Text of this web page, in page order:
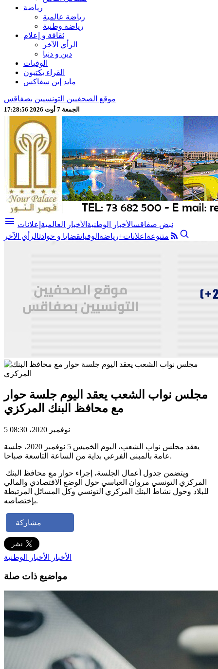
رياضة
رياضة عالمية
رياضة وطنية
ثقافة و إعلام
الرأي الآخر
دين و دنيا
الوفيات
القراء يكتبون
مايد إين سفاكس
موقع الصحفيين التونسيين بصفاقس
الجمعة 7 أوت 2026 17:28:58
menu نبض صفاقسالأخبار الوطنية الأخبار العالمية إعلانات
متنوعة اعلانات+رياضة الوفياتقضايا و حوادثالرأي الآخر
مجلس نواب الشعب يعقد اليوم جلسة حوار
مع محافظ البنك المركزي
5 نوفمبر 2020، 08:30
يعقد مجلس نواب الشعب، اليوم الخميس 5 نوفمبر 2020، جلسة
عامة بالمبنى الفرعي بداية من الساعة التاسعة صباحا.
المركزي التونسي مروان العباسي حول الوضع الاقتصادي والمالي
للبلاد وحول نشاط البنك المركزي التونسي وكل المسائل المرتبطة
بإختصاصه.
مشاركة
الأخبار الأخبار الوطنية
مواضيع ذات صلة